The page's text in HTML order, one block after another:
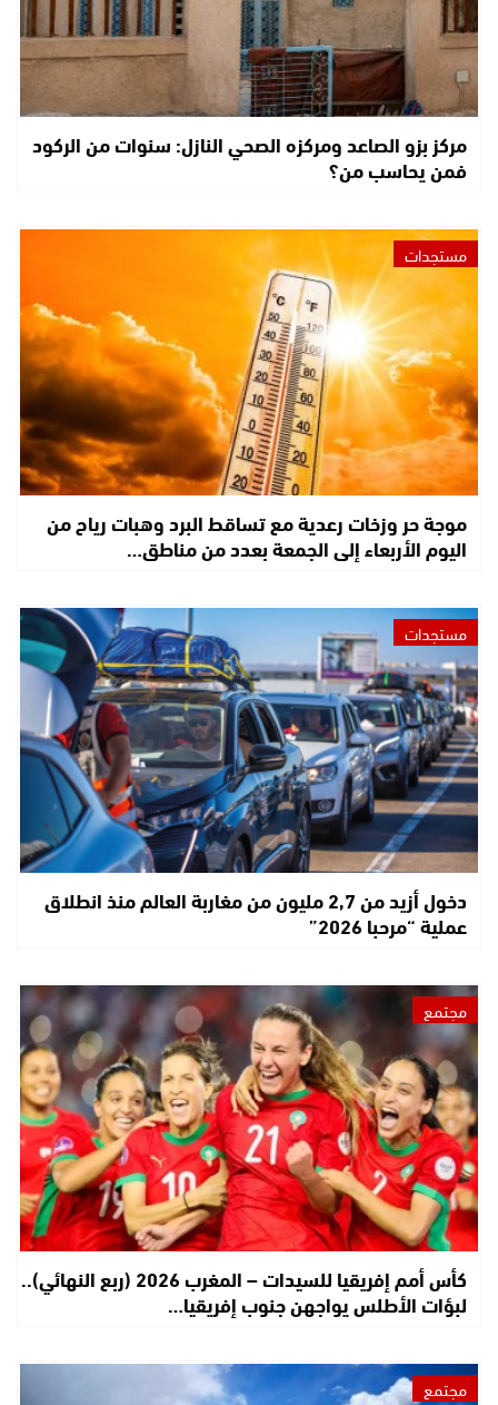
مركز بزو الصاعد ومركزه الصحي النازل: سنوات من الركود
فمن يحاسب من؟
مستجدات
موجة حر وزخات رعدية مع تساقط البرد وهبات رياح من
اليوم الأربعاء إلى الجمعة بعدد من مناطق…
مستجدات
دخول أزيد من 2,7 مليون من مغاربة العالم منذ انطلاق
عملية “مرحبا 2026”
مجتمع
كأس أمم إفريقيا للسيدات – المغرب 2026 (ربع النهائي)..
لبؤات الأطلس يواجهن جنوب إفريقيا…
مجتمع